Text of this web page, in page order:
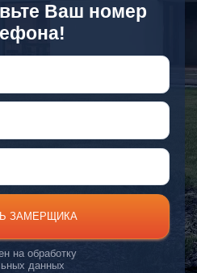
Ваш номер
ЗАМЕРЩИКА
наобработку
данных